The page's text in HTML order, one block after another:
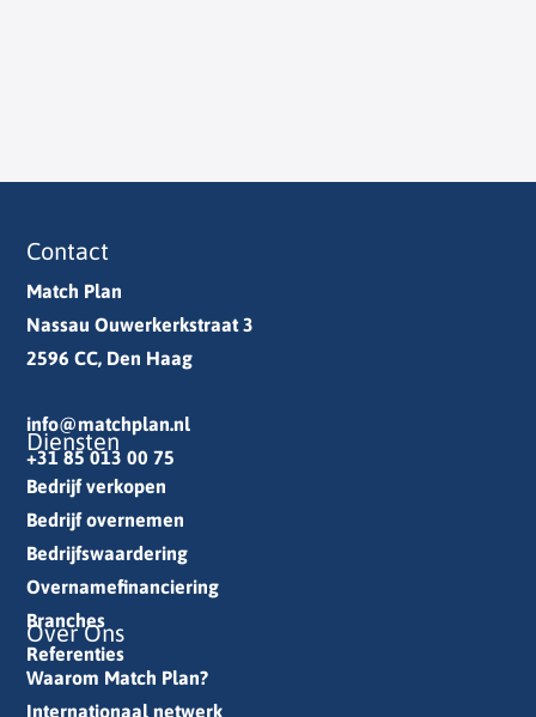
Contact
Match Plan
Nassau Ouwerkerkstraat 3
2596 CC, Den Haag
info@matchplan.nl
+31 85 013 00 75
Diensten
Bedrijf verkopen
Bedrijf overnemen
Bedrijfswaardering
Overnamefinanciering
Branches
Referenties
Over Ons
Waarom Match Plan?
Internationaal netwerk